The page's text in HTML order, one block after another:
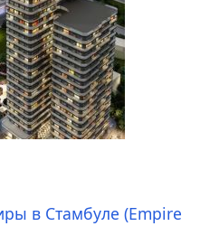
в Стамбуле (Empire